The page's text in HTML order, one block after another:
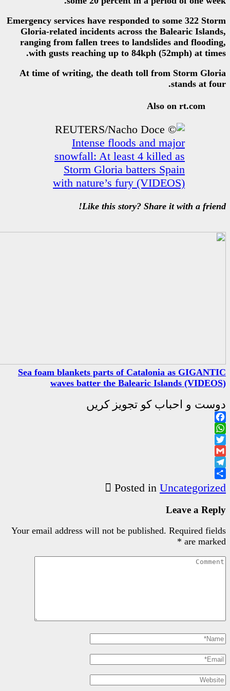
Emergency services have
Gloria-related incidents
ranging from fallen trees to
with gusts reaching up to
At time of writing, the death
Intense floods
snowfall: At least
Storm Gloria
with nature’s fury
Like this
Sea foam blankets parts of
waves batter the
کریں
Your email address will not be